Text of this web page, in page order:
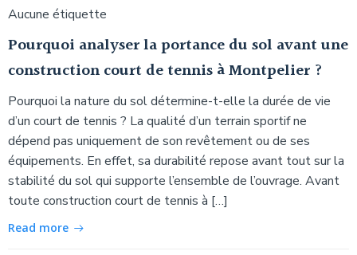
Aucune étiquette
Pourquoi analyser la portance du sol avant une
construction court de tennis à Montpelier ?
Pourquoi la nature du sol détermine-t-elle la durée de vie
d’un court de tennis ? La qualité d’un terrain sportif ne
dépend pas uniquement de son revêtement ou de ses
équipements. En effet, sa durabilité repose avant tout sur la
stabilité du sol qui supporte l’ensemble de l’ouvrage. Avant
toute construction court de tennis à […]
Read more